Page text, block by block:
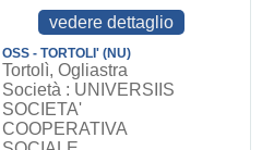
vedere dettaglio
OSS - TORTOLI' (NU)
Tortolì, Ogliastra
Società : UNIVERSIIS
SOCIETA'
COOPERATIVA